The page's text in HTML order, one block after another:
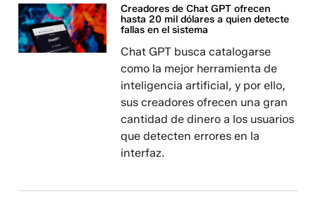
Creadores de Chat GPT ofrecen
hasta 20 mil dólares a quien detecte
fallas en el sistema
Chat GPT busca catalogarse
como la mejor herramienta de
inteligencia artificial, y por ello,
sus creadores ofrecen una gran
cantidad de dinero a los usuarios
que detecten errores en la
interfaz.